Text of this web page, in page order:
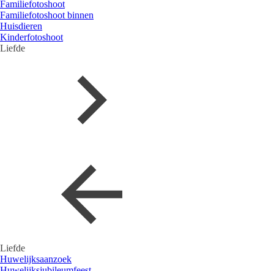
Familiefotoshoot
Familiefotoshoot binnen
Huisdieren
Kinderfotoshoot
Liefde
Liefde
Huwelijksaanzoek